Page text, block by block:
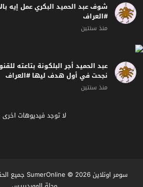
شوف عبد الحميد البكري عمل إيه
#العراف
منذ سنتين
عبد الحميد أجر البلكونة بتاعته
نجحت في أول هدف ليها #العراف
منذ سنتين
لا توجد فيديوهات اخرى
سومر اونلاين SumerOnline© 2026 جميع الحقوق محفوظة. تصميم